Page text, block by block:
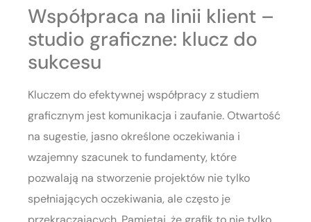
Współpraca na linii klient –
studio graficzne: klucz do
sukcesu
Kluczem do efektywnej współpracy z studiem
graficznym jest komunikacja i zaufanie. Otwartość
na sugestie, jasno określone oczekiwania i
wzajemny szacunek to fundamenty, które
pozwalają na stworzenie projektów nie tylko
spełniających oczekiwania, ale często je